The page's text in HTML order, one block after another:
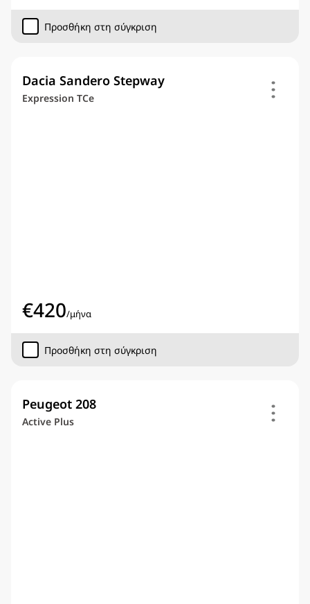
Προσθήκη στη σύγκριση
Dacia Sandero Stepway
Expression TCe
€420/μήνα
Προσθήκη στη σύγκριση
Peugeot 208
Active Plus